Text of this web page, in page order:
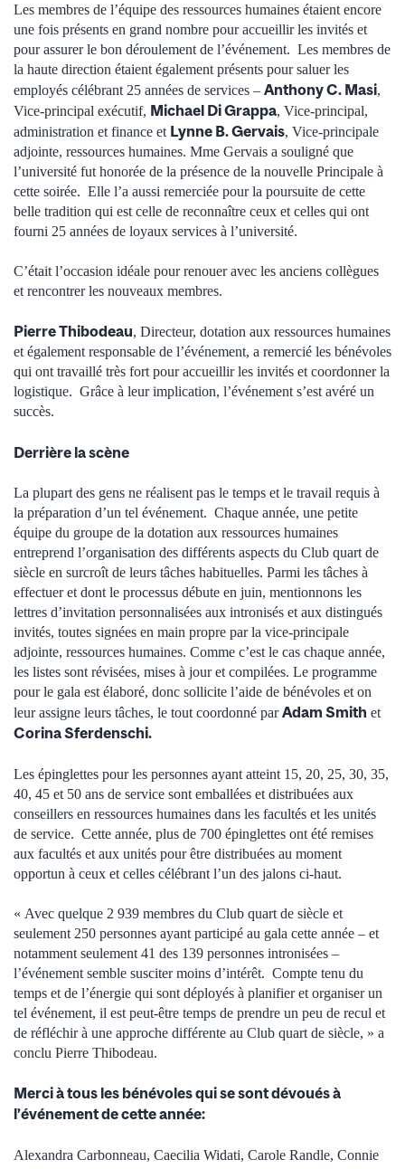
Les membres de l’équipe des ressources humaines étaient encore
une fois présents en grand nombre pour accueillir les invités et
pour assurer le bon déroulement de l’événement. Les membres de
la haute direction étaient également présents pour saluer les
employés célébrant 25 années de services – Anthony C. Masi,
Vice-principal exécutif, Michael Di Grappa, Vice-principal,
administration et finance et Lynne B. Gervais, Vice-principale
adjointe, ressources humaines. Mme Gervais a souligné que
l’université fut honorée de la présence de la nouvelle Principale à
cette soirée. Elle l’a aussi remerciée pour la poursuite de cette
belle tradition qui est celle de reconnaître ceux et celles qui ont
fourni 25 années de loyaux services à l’université.
C’était l’occasion idéale pour renouer avec les anciens collègues
et rencontrer les nouveaux membres.
Pierre Thibodeau, Directeur, dotation aux ressources humaines
et également responsable de l’événement, a remercié les bénévoles
qui ont travaillé très fort pour accueillir les invités et coordonner la
logistique. Grâce à leur implication, l’événement s’est avéré un
succès.
Derrière la scène
La plupart des gens ne réalisent pas le temps et le travail requis à
la préparation d’un tel événement. Chaque année, une petite
équipe du groupe de la dotation aux ressources humaines
entreprend l’organisation des différents aspects du Club quart de
siècle en surcroît de leurs tâches habituelles. Parmi les tâches à
effectuer et dont le processus débute en juin, mentionnons les
lettres d’invitation personnalisées aux intronisés et aux distingués
invités, toutes signées en main propre par la vice-principale
adjointe, ressources humaines. Comme c’est le cas chaque année,
les listes sont révisées, mises à jour et compilées. Le programme
pour le gala est élaboré, donc sollicite l’aide de bénévoles et on
leur assigne leurs tâches, le tout coordonné parAdam Smith et
Corina Sferdenschi.
Les épinglettes pour les personnes ayant atteint 15, 20, 25, 30, 35,
40, 45 et 50 ans de service sont emballées et distribuées aux
conseillers en ressources humaines dans les facultés et les unités
de service. Cette année, plus de 700 épinglettes ont été remises
aux facultés et aux unités pour être distribuées au moment
opportun à ceux et celles célébrant l’un des jalons ci-haut.
« Avec quelque 2 939 membres du Club quart de siècle et
seulement 250 personnes ayant participé au gala cette année – et
notamment seulement 41 des 139 personnes intronisées –
l’événement semble susciter moins d’intérêt. Compte tenu du
temps et de l’énergie qui sont déployés à planifier et organiser un
tel événement, il est peut-être temps de prendre un peu de recul et
de réfléchir à une approche différente au Club quart de siècle, » a
conclu Pierre Thibodeau.
Merci à tous les bénévoles qui se sont dévoués à
l’événement de cette année:
Alexandra Carbonneau, Caecilia Widati, Carole Randle, Connie